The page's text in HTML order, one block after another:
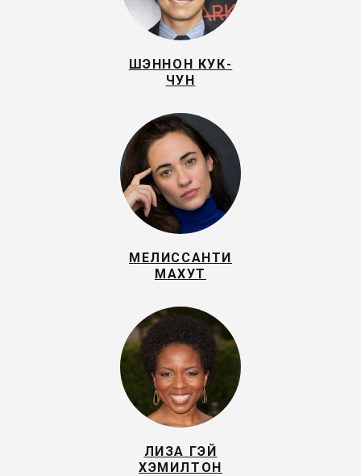
ШЭННОН КУК-
ЧУН
МЕЛИССАНТИ
МАХУТ
ЛИЗА ГЭЙ
ХЭМИЛТОН